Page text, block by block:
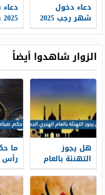
دعاء دخول
شهر رجب 2025
دعاء هلال شهر
الزوار شاهدوا أيضاً
هل يجوز
التهنئة بالعام
الهجري الجديد
1448
ما
رأس